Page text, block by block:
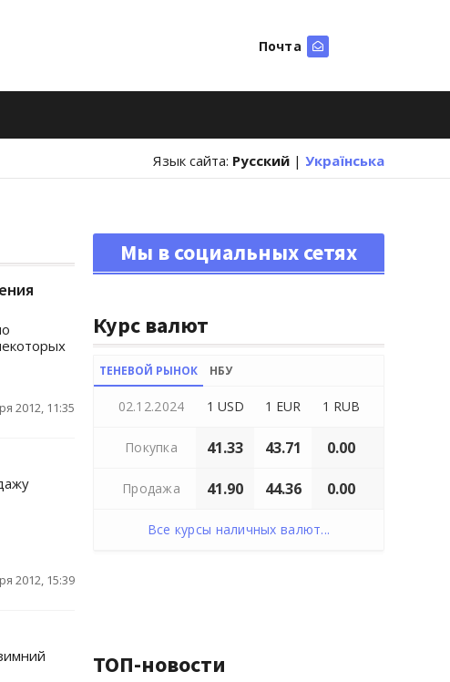
Почта
Язык сайта: Русский | Українська
2012, 11:35
2012, 15:39
Мы в социальных сетях
Курс валют
ТЕНЕВОЙ РЫНОК НБУ
02.12.2024 1 USD 1 EUR 1 RUB
Покупка 41.33 43.71 0.00
Продажа 41.90 44.36 0.00
Все курсы наличных валют...
ТОП-новости